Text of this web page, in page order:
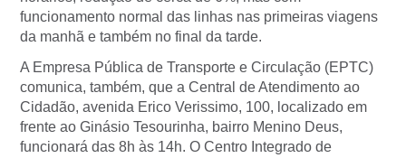
funcionamento normal das linhas nas primeiras viagens
da manhã e também no final da tarde.
A Empresa Pública de Transporte e Circulação (EPTC)
comunica, também, que a Central de Atendimento ao
Cidadão, avenida Erico Verissimo, 100, localizado em
frente ao Ginásio Tesourinha, bairro Menino Deus,
funcionará das 8h às 14h. O Centro Integrado de